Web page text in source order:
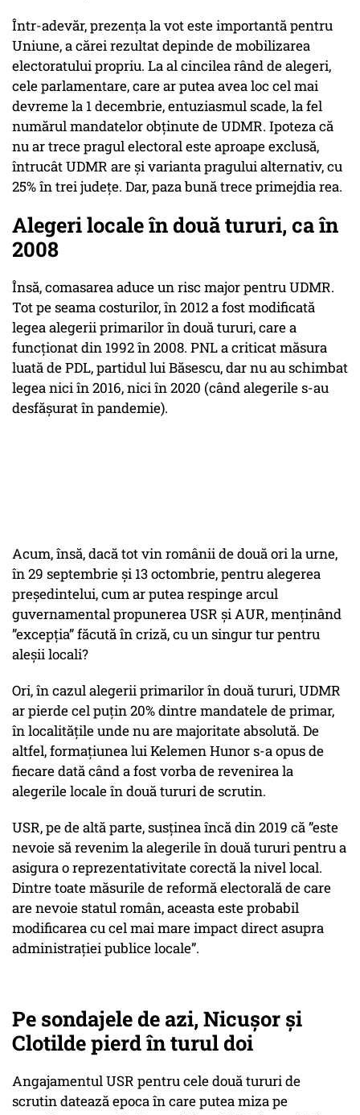
Într-adevăr, prezența la vot este importantă pentru
Uniune, a cărei rezultat depinde de mobilizarea
electoratului propriu. La al cincilea rând de alegeri,
cele parlamentare, care ar putea avea loc cel mai
devreme la 1 decembrie, entuziasmul scade, la fel
numărul mandatelor obținute de UDMR. Ipoteza că
nu ar trece pragul electoral este aproape exclusă,
întrucât UDMR are și varianta pragului alternativ, cu
25% în trei județe. Dar, paza bună trece primejdia rea.
Alegeri locale în două tururi, ca în
2008
Însă, comasarea aduce un risc major pentru UDMR.
Tot pe seama costurilor, în 2012 a fost modificată
legea alegerii primarilor în două tururi, care a
funcționat din 1992 în 2008. PNL a criticat măsura
luată de PDL, partidul lui Băsescu, dar nu au schimbat
legea nici în 2016, nici în 2020 (când alegerile s-au
desfășurat în pandemie).
Acum, însă, dacă tot vin românii de două ori la urne,
în 29 septembrie și 13 octombrie, pentru alegerea
președintelui, cum ar putea respinge arcul
guvernamental propunerea USR și AUR, menținând
”excepția” făcută în criză, cu un singur tur pentru
aleșii locali?
Ori, în cazul alegerii primarilor în două tururi, UDMR
ar pierde cel puțin 20% dintre mandatele de primar,
în localitățile unde nu are majoritate absolută. De
altfel, formațiunea lui Kelemen Hunor s-a opus de
fiecare dată când a fost vorba de revenirea la
alegerile locale în două tururi de scrutin.
USR, pe de altă parte, susținea încă din 2019 că ”este
nevoie să revenim la alegerile în două tururi pentru a
asigura o reprezentativitate corectă la nivel local.
Dintre toate măsurile de reformă electorală de care
are nevoie statul român, aceasta este probabil
modificarea cu cel mai mare impact direct asupra
administrației publice locale”.
Pe sondajele de azi, Nicușor și
Clotilde pierd în turul doi
Angajamentul USR pentru cele două tururi de
scrutin datează epoca în care putea miza pe